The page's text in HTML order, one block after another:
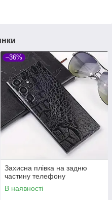
–36%
Захисна плівка на задню
частину телефону
В наявності